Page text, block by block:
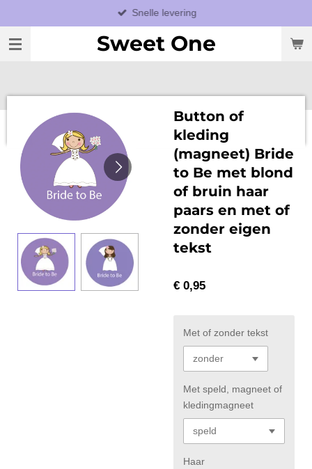
direct
naar
Sweet One
Snelle levering
Button of
kleding
(magneet) Bride
to Be met blond
of bruin haar
paars en met of
zonder eigen
tekst
€ 0,95
Met of zonder tekst
Met speld, magneet of
kledingmagneet
Haar